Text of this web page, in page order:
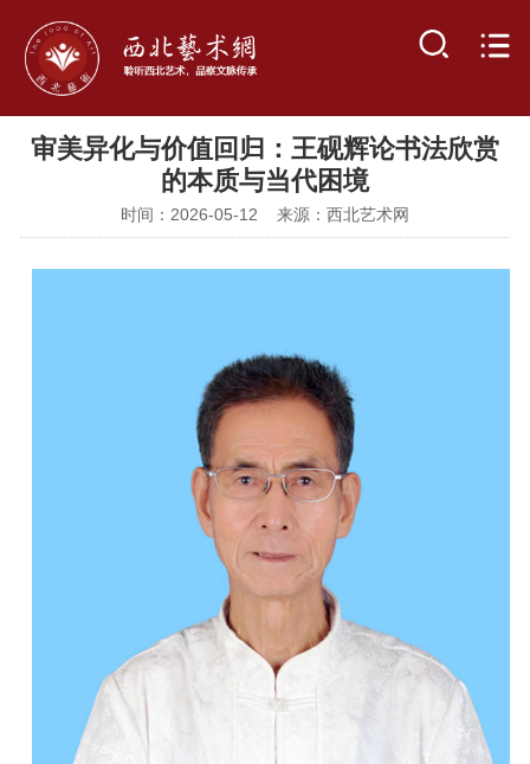
审美异化与价值回归：王砚辉论书法欣赏
的本质与当代困境
时间：2026-05-12 来源：西北艺术网